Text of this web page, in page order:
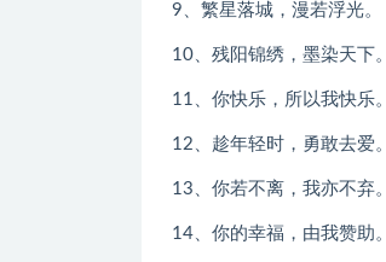
9、繁星落城，漫若浮光。
10、残阳锦绣，墨染天下。
11、你快乐，所以我快乐。
12、趁年轻时，勇敢去爱。
13、你若不离，我亦不弃。
14、你的幸福，由我赞助。